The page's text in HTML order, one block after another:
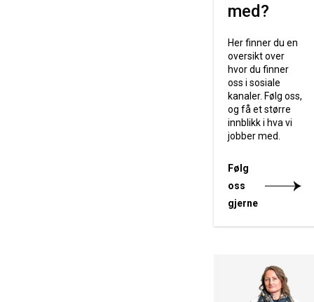
med?
Her finner du en
oversikt over
hvor du finner
oss i sosiale
kanaler. Følg oss,
og få et større
innblikk i hva vi
jobber med.
Følg
oss
gjerne